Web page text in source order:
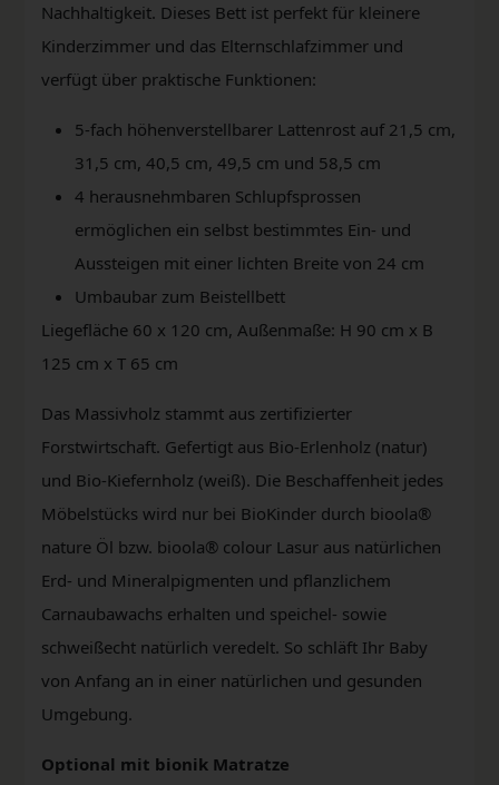
Nachhaltigkeit. Dieses Bett ist perfekt für kleinere
Kinderzimmer und das Elternschlafzimmer und
verfügt über praktische Funktionen:
5-fach höhenverstellbarer Lattenrost auf 21,5 cm,
31,5 cm, 40,5 cm, 49,5 cm und 58,5 cm
4 herausnehmbaren Schlupfsprossen
ermöglichen ein selbst bestimmtes Ein- und
Aussteigen mit einer lichten Breite von 24 cm
Umbaubar zum Beistellbett
Liegefläche 60 x 120 cm, Außenmaße: H 90 cm x B
125 cm x T 65 cm
Das Massivholz stammt aus zertifizierter
Forstwirtschaft. Gefertigt aus Bio-Erlenholz (natur)
und Bio-Kiefernholz (weiß). Die Beschaffenheit jedes
Möbelstücks wird nur bei BioKinder durch bioola®
nature Öl bzw. bioola® colour Lasur aus natürlichen
Erd- und Mineralpigmenten und pflanzlichem
Carnaubawachs erhalten und speichel- sowie
schweißecht natürlich veredelt. So schläft Ihr Baby
von Anfang an in einer natürlichen und gesunden
Umgebung.
Optional mit bionik Matratze